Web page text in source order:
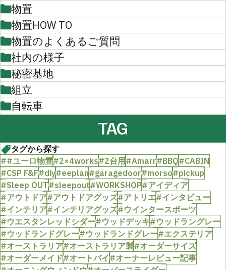
物置
物置HOW TO
物置のよくあるご質問
社内の様子
秘密基地
組立
自転車
TAG
タグから探す
##ユーロ物置#2×4works#2台用#Amarr#BBQ#CABIN
#CSP F&F#diy#eeplan#garagedoor#morso#pickup
#Sleep OUT#sleepout#WORKSHOP#アイディア
#アウトドア#アウトドアグッズ#アトリエ#インタビュー
#インテリア#インテリアグッズ#ウインタースポーツ
#ウエスタンレッドシダー#ウッドデッキ#ウッドラングレー
#ウッドランドグレー#ウッドランドグレー#エクステリア
#オーストラリア#オーストラリア製#オーダーサイズ
#オーダーメイド#オートバイ#オーナーレビュー記事